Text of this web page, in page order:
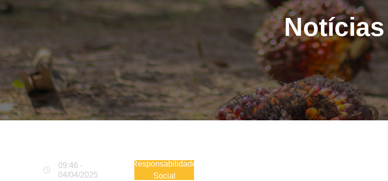
Notícias
09:46 -
04/04/2025
Responsabilidade
Social